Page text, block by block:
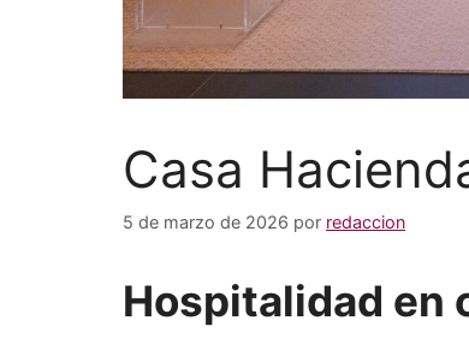
Casa
5 de marzo de 2026 por redaccion
Hospitalidad en